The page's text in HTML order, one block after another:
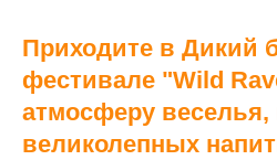
Приходите в Дикий
фестивале "Wild
атмосферу
великолепных